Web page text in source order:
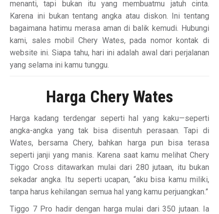
menanti, tapi bukan itu yang membuatmu jatuh cinta.
Karena ini bukan tentang angka atau diskon. Ini tentang
bagaimana hatimu merasa aman di balik kemudi. Hubungi
kami, sales mobil Chery Wates, pada nomor kontak di
website ini. Siapa tahu, hari ini adalah awal dari perjalanan
yang selama ini kamu tunggu.
Harga Chery Wates
Harga kadang terdengar seperti hal yang kaku—seperti
angka-angka yang tak bisa disentuh perasaan. Tapi di
Wates, bersama Chery, bahkan harga pun bisa terasa
seperti janji yang manis. Karena saat kamu melihat Chery
Tiggo Cross ditawarkan mulai dari 280 jutaan, itu bukan
sekadar angka. Itu seperti ucapan, “aku bisa kamu miliki,
tanpa harus kehilangan semua hal yang kamu perjuangkan.”
Tiggo 7 Pro hadir dengan harga mulai dari 350 jutaan. Ia